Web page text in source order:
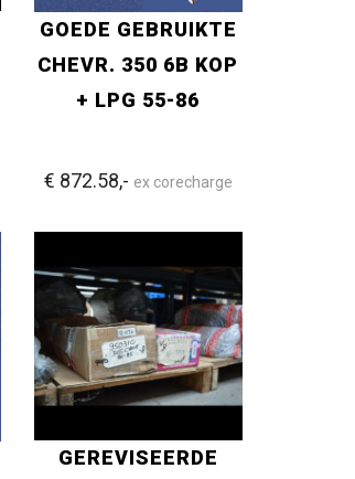
GOEDE GEBRUIKTE
CHEVR. 350 6B KOP
+ LPG 55-86
€ 872.58,- ex corecharge
GEREVISEERDE